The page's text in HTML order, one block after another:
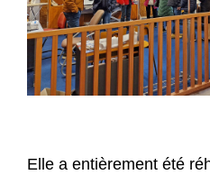
Elle a entièrement été